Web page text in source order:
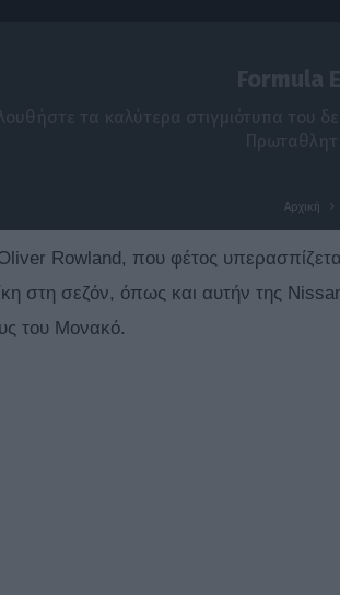
Formula
τα καλύτερα στιγμιότυπα του
Αρχική
Rowland, που φέτος
στη σεζόν, όπως και αυτήν της
του Μονακό.